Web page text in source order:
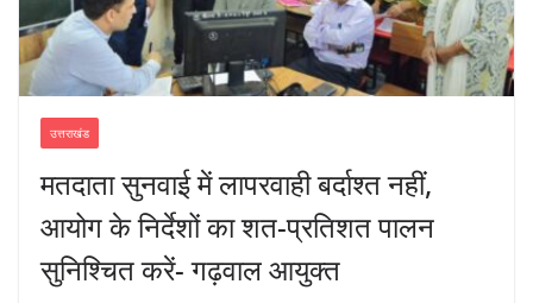
उत्तराखंड
मतदाता सुनवाई में लापरवाही बर्दाश्त नहीं,
आयोग के निर्देशों का शत-प्रतिशत पालन
सुनिश्चित करें- गढ़वाल आयुक्त